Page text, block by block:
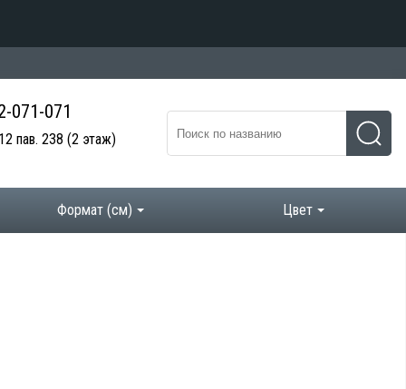
071-071
пав. 238 (2 этаж)
Формат (см) Цвет